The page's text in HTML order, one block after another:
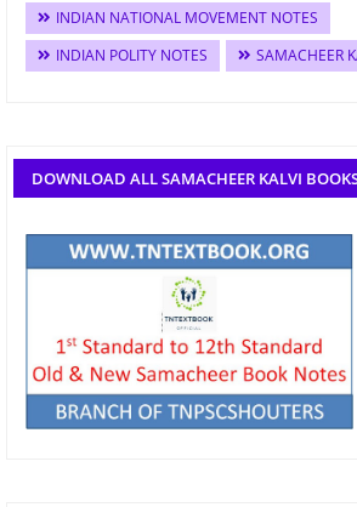
INDIAN NATIONAL MOVEMENT NOTES
INDIAN POLITY NOTES
SAMACHEER
DOWNLOAD ALL SAMACHEER KALVI